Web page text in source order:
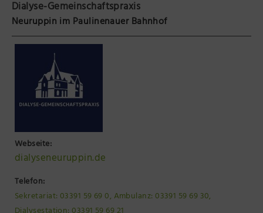
Präsenzstelle Prignitz Standort Neuruppin
Museum Neuruppin
Brandenburg-Preußen Museum Wustrau
Wegemuseum Wusterhausen/Dosse
Dialyse-Gemeinschaftspraxis
Neuruppin im Paulinenauer Bahnhof
Webseite:
dialyseneuruppin.de
Telefon:
Sekretariat: 03391 59 69 0, Ambulanz: 03391 59 69 30,